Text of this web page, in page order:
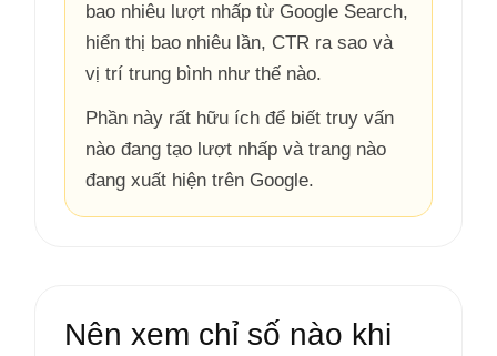
bao nhiêu lượt nhấp từ Google Search,
hiển thị bao nhiêu lần, CTR ra sao và
vị trí trung bình như thế nào.
Phần này rất hữu ích để biết truy vấn
nào đang tạo lượt nhấp và trang nào
đang xuất hiện trên Google.
Nên xem chỉ số nào khi